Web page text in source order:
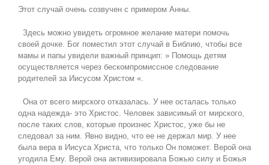
Этот случай очень созвучен с примером Анны.
Здесь можно увидеть огромное желание матери помочь
своей дочке. Бог поместил этот случай в Библию, чтобы все
мамы и папы увидели важный принцип: » Помощь детям
осуществляется через бескомпромиссное следование
родителей за Иисусом Христом «.
Она от всего мирского отказалась. У нее осталась только
одна надежда- это Христос. Человек зависимый от мирского,
после таких слов, которые произнес Христос, уже бы не
следовал за ним. Явно видно, что ее не держал мир. У нее
была вера в Иисуса Христа, что только Он поможет. Верой она
угодила Ему. Верой она активизировала Божью силу и Божья